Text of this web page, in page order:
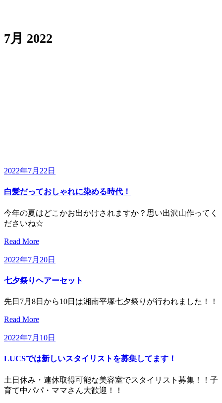
7月 2022
2022年7月22日
白髪だっておしゃれに染める時代！
今年の夏はどこかお出かけされますか？思い出沢山作ってく
ださいね☆
Read More
2022年7月20日
七夕祭りヘアーセット
先日7月8日から10日は湘南平塚七夕祭りが行われました！！
Read More
2022年7月10日
LUCSでは新しいスタイリストを募集してます！
土日休み・連休取得可能な美容室でスタイリスト募集！！子
育て中パパ・ママさん大歓迎！！